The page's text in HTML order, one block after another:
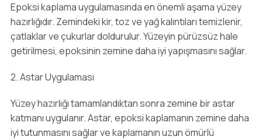
Epoksi kaplama uygulamasında en önemli aşama yüzey
hazırlığıdır. Zemindeki kir, toz ve yağ kalıntıları temizlenir,
çatlaklar ve çukurlar doldurulur. Yüzeyin pürüzsüz hale
getirilmesi, epoksinin zemine daha iyi yapışmasını sağlar.
2. Astar Uygulaması
Yüzey hazırlığı tamamlandıktan sonra zemine bir astar
katmanı uygulanır. Astar, epoksi kaplamanın zemine daha
iyi tutunmasını sağlar ve kaplamanın uzun ömürlü